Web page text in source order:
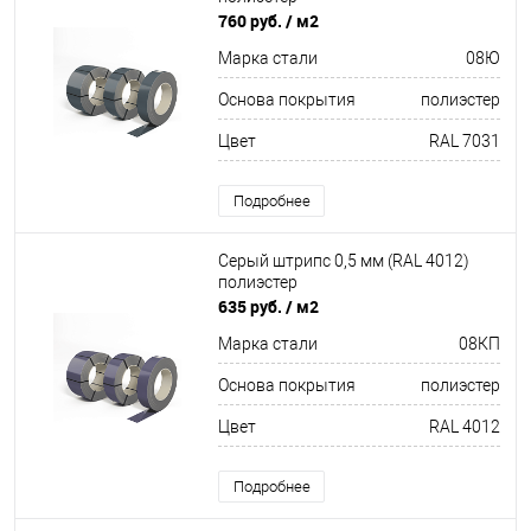
760 руб. / м2
Марка стали 08Ю
Основа покрытия полиэстер
Цвет RAL 7031
Подробнее
Серый штрипс 0,5 мм (RAL 4012)
полиэстер
635 руб. / м2
Марка стали 08КП
Основа покрытия полиэстер
Цвет RAL 4012
Подробнее